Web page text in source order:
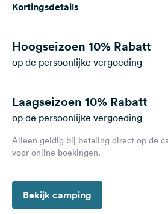
Registreren
Nieuwsbrief
Feedback
Taal:
Nederlands
ons
op
social
Kortingsdetails
Hoogseizoen 10% Rabatt
op de persoonlijke vergoeding
Laagseizoen 10% Rabatt
op de persoonlijke vergoeding
Alleen geldig bij betaling direct op de
voor online boekingen.
Bekijk camping